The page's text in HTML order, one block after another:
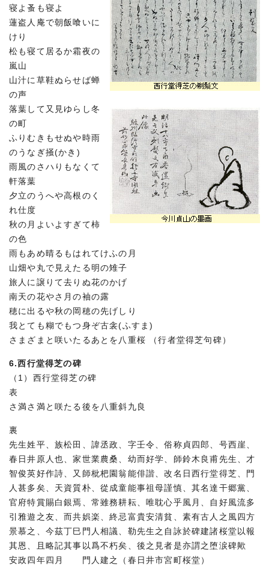
寝よ蚤も寝よ
蓮盗人庵で朝飯喰いに
けり
松も寝て居るか霜夜の
嵐山
山汁に草鞋ぬらせば蝉
の声
落葉して又見ゆらし冬
の町
ふりむきもせぬや時雨
のうなぎ掻(かき)
雨風のさハりもなくて
軒落葉
夕立のうへや高根のく
れ仕度
秋の月よいよすぎて柿
の色
雨もあめ晴るもはれてけふの月
山畑や丸で見えたる明の雉子
旅人に譲りて去りぬ花のかげ
南天の花やさ月の袖の露
穂に出るや秋の岡穂の先げしり
我とても糊でもつ身ぞ古衾(ふすま)
さまざまと咲いたるあとを八重桜 （行者堂得芝句碑）
6.西行堂得芝の碑
（1）西行堂得芝の碑
表
さ満さ満と咲たる後を八重斜九良
裏
先生姓平、族松田、諱丞政、字壬令、俗称貞四郎、号西崖、
春日井原人也、家世業農桑、幼而好学、師鈴木良甫先生、才
智俊英好作詩、又師枇杷園翁能俳諧、改名日西行堂得芝、門
人甚多矣、天資質朴、從成童能事祖母謹慎、其名達干郷黨、
官府特賞賜白銀焉、常雖務耕耘、唯耽心乎風月、自好風流多
引雅遊之友、而共娯楽、終忌富貴安清貧、素有古人之風四方
景慕之、今茲丁巳門人相議、勒先生之自詠於碑建諸桜堂以報
其恩、且略記其事以爲不朽矣、後之見者是亦謂之堕涙碑歟
安政四年四月 門人建之（春日井市宮町桜堂）